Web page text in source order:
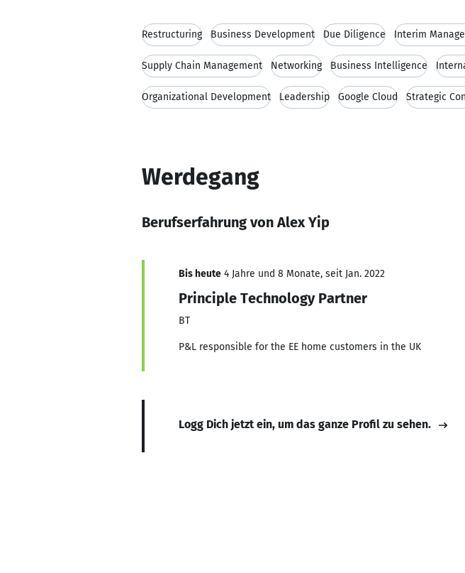
Restructuring Business Development Due Diligence Interim
Supply Chain Management Networking Business Intelligence
Organizational Development Leadership Google Cloud Strategic
Werdegang
Berufserfahrung von Alex Yip
Bis heute 4 Jahre und 8 Monate, seit Jan. 2022
Principle Technology Partner
BT
P&L responsible for the EE home customers in the UK
Logg Dich jetzt ein, um das ganze Profil zu sehen.